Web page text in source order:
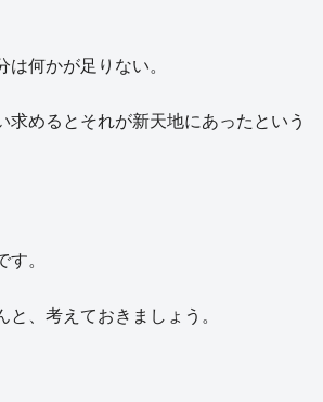
何かが足りない。
求めるとそれが新天地にあったという
す。
と、考えておきましょう。